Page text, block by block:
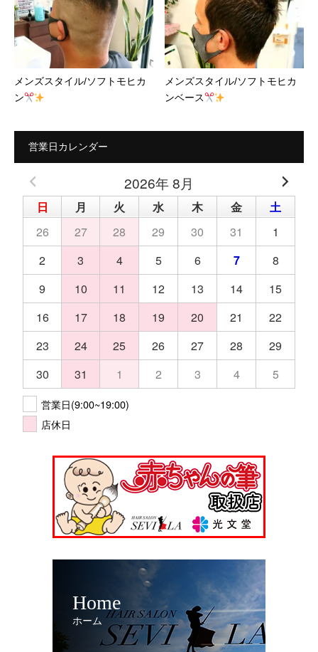
メンズスタイル/ソフトモヒカ
ン
メンズスタイル/ソフトモヒカ
ンベース
営業日カレンダー
2026年 8月
日 月 火 水 木 金
土
26
27 28 29 30 31
1
2
3 4 5 6 7
8
9
10 11 12 13 14
15
16
17 18 19 20 21
22
23
24 25 26 27 28
29
30
31 1 2 3 4 5
営業日(9:00~19:00)
店休日
Home
ホーム